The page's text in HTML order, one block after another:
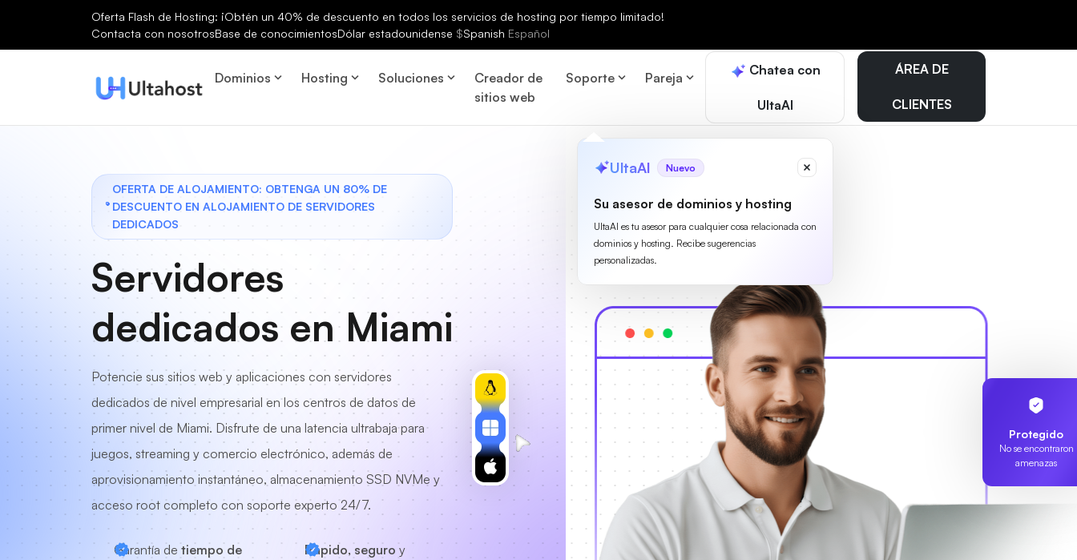
Oferta Flash de Hosting: ¡Obtén un 40% de descuento en todos los servicios de hosting por tiempo limitado!
Contacta con nosotrosBase de conocimientosDólar estadounidense $Spanish Español
Dominios Hosting Soluciones
Creador de
sitios web
Soporte Pareja Chatea con
UltaAI
UltaAI Nuevo
Su asesor de dominios y hosting
UltaAI es tu asesor para cualquier cosa relacionada con
dominios y hosting. Recibe sugerencias
personalizadas.
ÁREA DE
CLIENTES
OFERTA DE ALOJAMIENTO: OBTENGA UN 80% DE
DESCUENTO EN ALOJAMIENTO DE SERVIDORES
DEDICADOS
Servidores
dedicados en Miami
Potencie sus sitios web y aplicaciones con servidores
dedicados de nivel empresarial en los centros de datos de
primer nivel de Miami. Disfrute de una latencia ultrabaja para
juegos, streaming y comercio electrónico, además de
aprovisionamiento instantáneo, almacenamiento SSD NVMe y
acceso root completo con soporte experto 24/7.
Garantía de tiempo de
Rápido, seguro y
Protegido
No se encontraron
amenazas